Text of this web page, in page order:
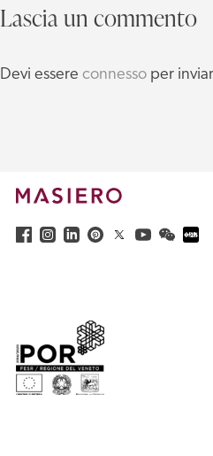
Lascia un commento
Devi essere connesso per